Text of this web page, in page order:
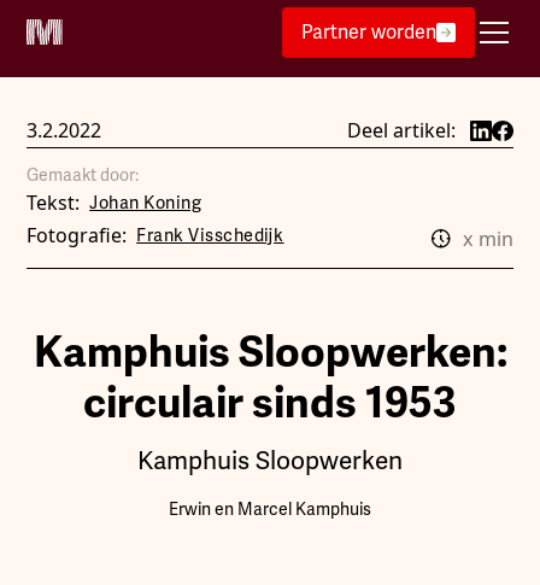
Partner worden
3.2.2022 Deel artikel:
Gemaakt door:
Tekst: Johan Koning
Fotografie: Frank Visschedijk x min
Kamphuis Sloopwerken:
circulair sinds 1953
Kamphuis Sloopwerken
Erwin en Marcel Kamphuis